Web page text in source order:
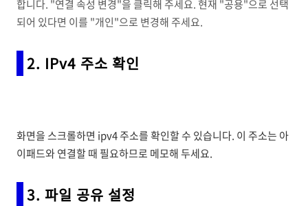
합니다. "연결 속성 변경"을 클릭해 주세요. 현재 "공용"으로 선택
되어 있다면 이를 "개인"으로 변경해 주세요.
2. IPv4 주소 확인
화면을 스크롤하면 ipv4 주소를 확인할 수 있습니다. 이 주소는 아
이패드와 연결할 때 필요하므로 메모해 두세요.
3. 파일 공유 설정